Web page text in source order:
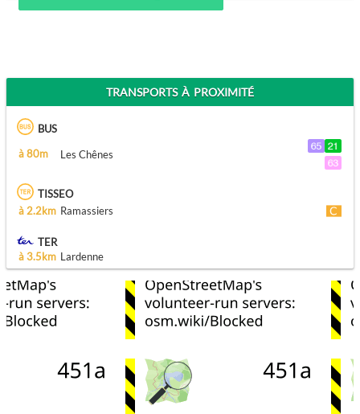
TRANSPORTS À PROXIMITÉ
BUS
à 80m Les Chênes
TISSEO
à 2.2km Ramassiers
TER
à 3.5km Lardenne